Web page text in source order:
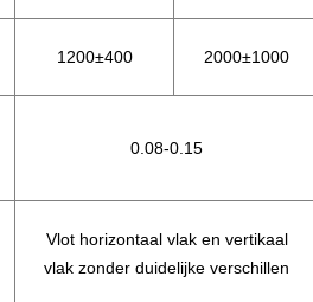
1200±400 2000±1000
0.08-0.15
Vlot horizontaal vlak en vertikaal
vlak zonder duidelijke verschillen